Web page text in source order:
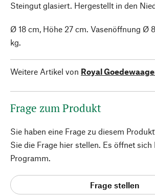
Steingut glasiert. Hergestellt in den
Ø 18 cm, Höhe 27 cm. Vasenöffnung Ø
kg.
Weitere Artikel von Royal
Frage zum Produkt
Sie haben eine Frage zu diesem
Sie die Frage hier stellen. Es öffnet
Programm.
Frage stellen